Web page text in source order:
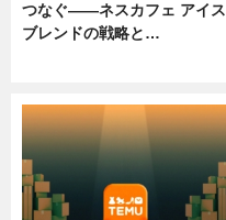
つなぐ――ネスカフェ アイス
ブレンドの戦略と…